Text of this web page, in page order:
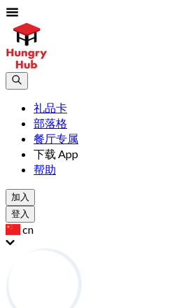
礼品卡
部落格
餐厅专属
下载 App
帮助
加入
登入
cn